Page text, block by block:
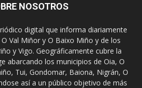
NOSOTROS
digital que informa diariamente
Val Miñor y O Baixo Miño y de los
y Vigo. Geográficamente cubre la
abarcando los municipios de Oia, O
Tui, Gondomar, Baiona, Nigrán, O
así a un público objetivo de más